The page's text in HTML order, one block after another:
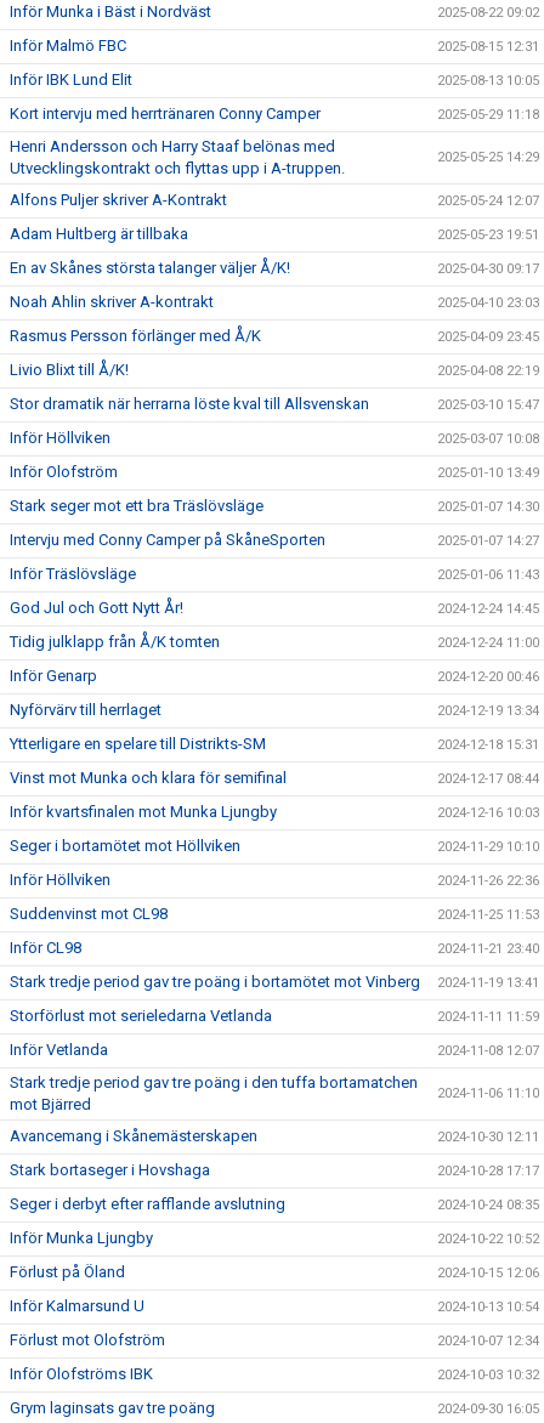
Inför Munka i Bäst i Nordväst 2025-08-22 09:02
Inför Malmö FBC 2025-08-15 12:31
Inför IBK Lund Elit 2025-08-13 10:05
Kort intervju med herrtränaren Conny Camper 2025-05-29 11:18
Henri Andersson och Harry Staaf belönas med
Utvecklingskontrakt och flyttas upp i A-truppen.
2025-05-25 14:29
Alfons Puljer skriver A-Kontrakt 2025-05-24 12:07
Adam Hultberg är tillbaka 2025-05-23 19:51
En av Skånes största talanger väljer Å/K! 2025-04-30 09:17
Noah Ahlin skriver A-kontrakt 2025-04-10 23:03
Rasmus Persson förlänger med Å/K 2025-04-09 23:45
Livio Blixt till Å/K! 2025-04-08 22:19
Stor dramatik när herrarna löste kval till Allsvenskan 2025-03-10 15:47
Inför Höllviken 2025-03-07 10:08
Inför Olofström 2025-01-10 13:49
Stark seger mot ett bra Träslövsläge 2025-01-07 14:30
Intervju med Conny Camper på SkåneSporten 2025-01-07 14:27
Inför Träslövsläge 2025-01-06 11:43
God Jul och Gott Nytt År! 2024-12-24 14:45
Tidig julklapp från Å/K tomten 2024-12-24 11:00
Inför Genarp 2024-12-20 00:46
Nyförvärv till herrlaget 2024-12-19 13:34
Ytterligare en spelare till Distrikts-SM 2024-12-18 15:31
Vinst mot Munka och klara för semifinal 2024-12-17 08:44
Inför kvartsfinalen mot Munka Ljungby 2024-12-16 10:03
Seger i bortamötet mot Höllviken 2024-11-29 10:10
Inför Höllviken 2024-11-26 22:36
Suddenvinst mot CL98 2024-11-25 11:53
Inför CL98 2024-11-21 23:40
Stark tredje period gav tre poäng i bortamötet mot Vinberg 2024-11-19 13:41
Storförlust mot serieledarna Vetlanda 2024-11-11 11:59
Inför Vetlanda 2024-11-08 12:07
Stark tredje period gav tre poäng i den tuffa bortamatchen
mot Bjärred
2024-11-06 11:10
Avancemang i Skånemästerskapen 2024-10-30 12:11
Stark bortaseger i Hovshaga 2024-10-28 17:17
Seger i derbyt efter rafflande avslutning 2024-10-24 08:35
Inför Munka Ljungby 2024-10-22 10:52
Förlust på Öland 2024-10-15 12:06
Inför Kalmarsund U 2024-10-13 10:54
Förlust mot Olofström 2024-10-07 12:34
Inför Olofströms IBK 2024-10-03 10:32
Grym laginsats gav tre poäng 2024-09-30 16:05